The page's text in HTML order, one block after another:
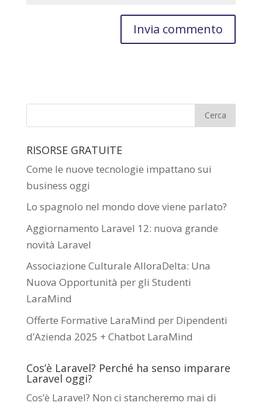
RISORSE GRATUITE
Come le nuove tecnologie impattano sui
business oggi
Lo spagnolo nel mondo dove viene parlato?
Aggiornamento Laravel 12: nuova grande
novità Laravel
Associazione Culturale AlloraDelta: Una
Nuova Opportunità per gli Studenti
LaraMind
Offerte Formative LaraMind per Dipendenti
d’Azienda 2025 + Chatbot LaraMind
Cos’è Laravel? Perché ha senso imparare
Laravel oggi?
Cos’è Laravel? Non ci stancheremo mai di